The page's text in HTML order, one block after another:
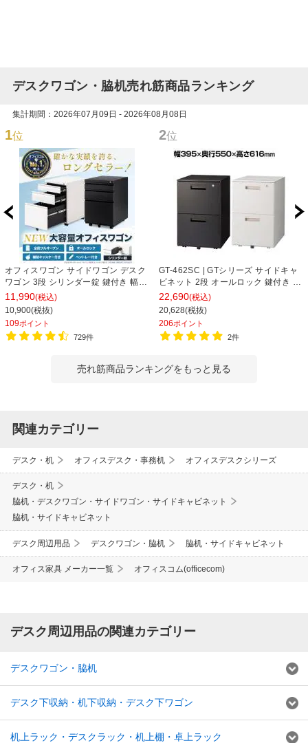
デスクワゴン・脇机売れ筋商品ランキング
集計期間：2026年07月09日 - 2026年08月08日
1位
オフィスワゴン サイドワゴン デスク
ワゴン 3段 シリンダー錠 鍵付き 幅
390×奥行510×高さ600mm【ホワイ
ト・ブラック】
11,990(税込)
10,900(税抜)
109ポイント
729件
2位
GT-462SC | GTシリーズ サイドキャ
ビネット 2段 オールロック 鍵付き オ
フィスワゴン サイドワゴン デスクワ
ゴン 収納 幅395×奥行550×高さ
616mm 【完成品】
22,690(税込)
20,628(税抜)
206ポイント
2件
売れ筋商品ランキングをもっと見る
関連カテゴリー
デスク・机 オフィスデスク・事務机 オフィスデスクシリーズ
デスク・机
脇机・デスクワゴン・サイドワゴン・サイドキャビネット
脇机・サイドキャビネット
デスク周辺用品 デスクワゴン・脇机 脇机・サイドキャビネット
オフィス家具 メーカー一覧 オフィスコム(officecom)
デスク周辺用品の関連カテゴリー
デスクワゴン・脇机
デスク下収納・机下収納・デスク下ワゴン
机上ラック・デスクラック・机上棚・卓上ラック